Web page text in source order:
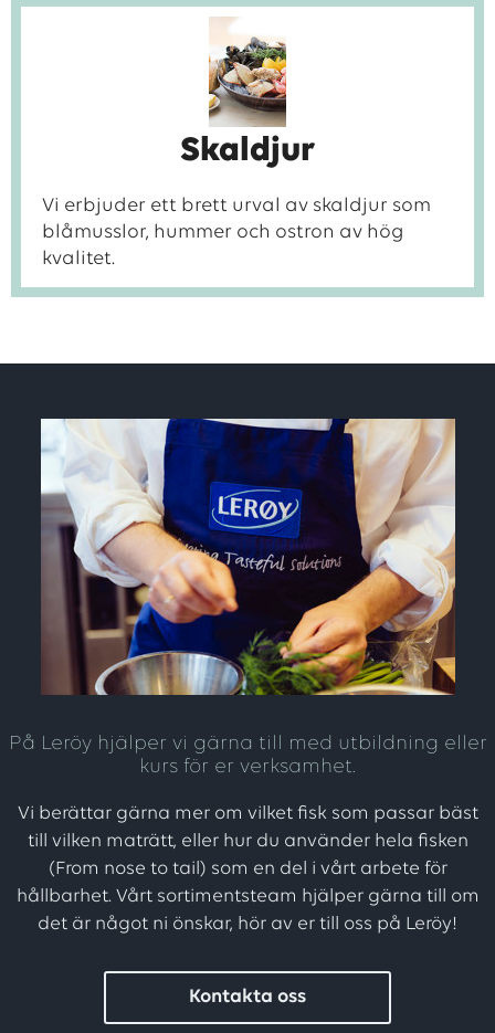
Skaldjur
Vi erbjuder ett brett urval av skaldjur som
blåmusslor, hummer och ostron av hög
kvalitet.
På Leröy hjälper vi gärna till med utbildning eller
kurs för er verksamhet.
Vi berättar gärna mer om vilket fisk som passar bäst
till vilken maträtt, eller hur du använder hela fisken
(From nose to tail) som en del i vårt arbete för
hållbarhet. Vårt sortimentsteam hjälper gärna till om
det är något ni önskar, hör av er till oss på Leröy!
Kontakta oss